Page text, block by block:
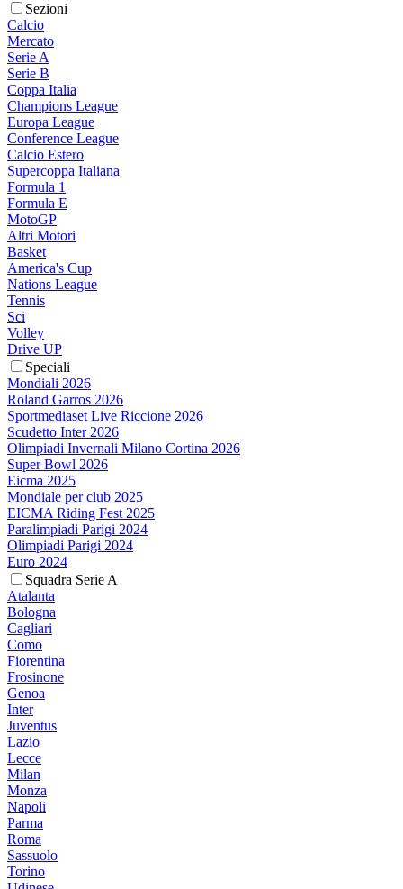
Sezioni
Calcio
Mercato
Serie A
Serie B
Coppa Italia
Champions League
Europa League
Conference League
Calcio Estero
Supercoppa Italiana
Formula 1
Formula E
MotoGP
Altri Motori
Basket
America's Cup
Nations League
Tennis
Sci
Volley
Drive UP
Speciali
Mondiali 2026
Roland Garros 2026
Sportmediaset Live Riccione 2026
Scudetto Inter 2026
Olimpiadi Invernali Milano Cortina 2026
Super Bowl 2026
Eicma 2025
Mondiale per club 2025
EICMA Riding Fest 2025
Paralimpiadi Parigi 2024
Olimpiadi Parigi 2024
Euro 2024
Squadra Serie A
Atalanta
Bologna
Cagliari
Como
Fiorentina
Frosinone
Genoa
Inter
Juventus
Lazio
Lecce
Milan
Monza
Napoli
Parma
Roma
Sassuolo
Torino